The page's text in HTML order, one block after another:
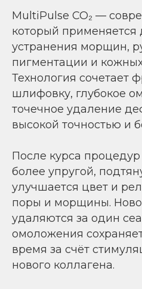
MultiPulse CO₂ —
который
устранения морщин,
пигментации и
Технология сочетает
шлифовку, глубокое
точечное удаление
высокой точностью и
После курса
более упругой,
улучшается цвет и
поры и морщины.
удаляются за один
омоложения
время за счёт
нового коллагена.